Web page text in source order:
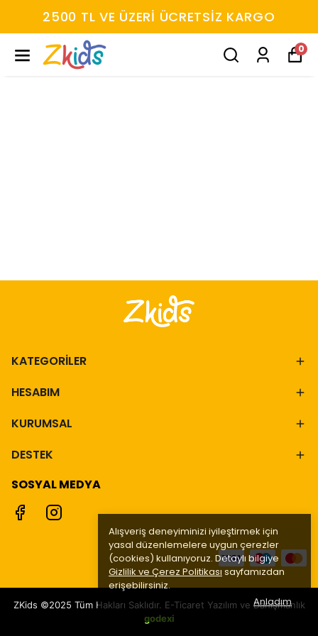
2500 TL VE ÜZERİ ÜCRETSİZ KARGO
0
Alışveriş deneyiminizi iyileştirmek için
yasal düzenlemelere uygun çerezler
(cookies) kullanıyoruz. Detaylı bilgiye
Gizlilik ve Çerez Politikası sayfamızdan
erişebilirsiniz.
Anladım
KATEGORİLER
HESABIM
KURUMSAL
DESTEK
SOSYAL MEDYA
ZKids ©2025 Tüm Hakları Saklıdır. E-Ticaret Yazılım ve Danışmanlık
godexi